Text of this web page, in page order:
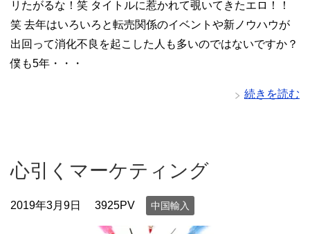
リたがるな！笑 タイトルに惹かれて覗いてきたエロ！！
笑 去年はいろいろと転売関係のイベントや新ノウハウが
出回って消化不良を起こした人も多いのではないですか？
僕も5年・・・
続きを読む
心引くマーケティング
2019年3月9日 3925PV 中国輸入